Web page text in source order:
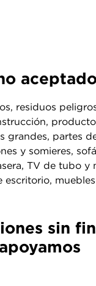
residuos
grandes, partes
y somieres,
TV de tubo y
escritorio,
sin